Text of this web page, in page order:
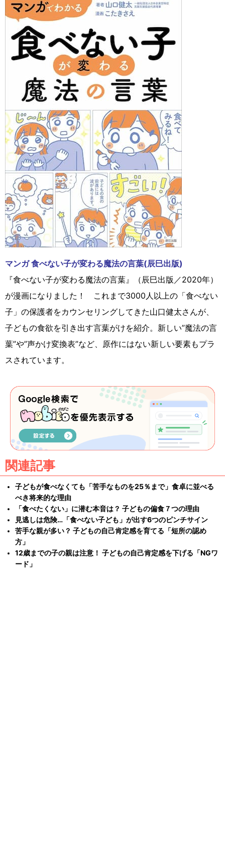
マンガ 食べない子が変わる魔法の言葉(辰巳出版)
『食べない子が変わる魔法の言葉』（辰巳出版／2020年）
が漫画になりました！ これまで3000人以上の「食べない
子」の保護者をカウンセリングしてきた山口健太さんが、
子どもの食欲を引き出す言葉がけを紹介。新しい”魔法の言
葉”や”声かけ変換表”など、原作にはない新しい要素もプラ
スされています。
関連記事
子どもが食べなくても「苦手なものを25％まで」食卓に並べる
べき将来的な理由
「食べたくない」に潜む本音は？ 子どもの偏食７つの理由
見逃しは危険…「食べない子ども」が出す6つのピンチサイン
苦手な親が多い？ 子どもの自己肯定感を育てる「短所の認め
方」
12歳までの子の親は注意！ 子どもの自己肯定感を下げる「NGワ
ード」